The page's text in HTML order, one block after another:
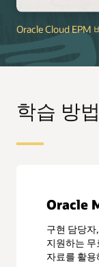
Oracle Cloud EPM
학습 방법
Oracle
구현 담당
지원하는 무
자료를 활